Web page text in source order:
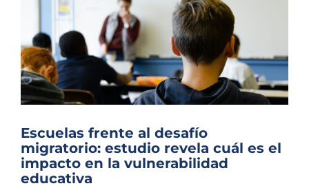
Escuelas frente al desafío
migratorio: estudio revela cuál es el
impacto en la vulnerabilidad
educativa